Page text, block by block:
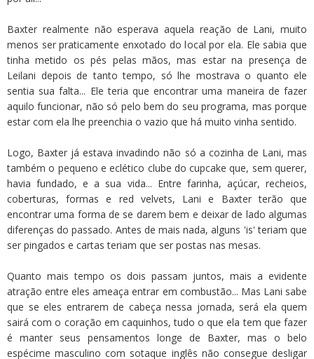
Baxter realmente não esperava aquela reação de Lani, muito
menos ser praticamente enxotado do local por ela. Ele sabia que
tinha metido os pés pelas mãos, mas estar na presença de
Leilani depois de tanto tempo, só lhe mostrava o quanto ele
sentia sua falta... Ele teria que encontrar uma maneira de fazer
aquilo funcionar, não só pelo bem do seu programa, mas porque
estar com ela lhe preenchia o vazio que há muito vinha sentido.
Logo, Baxter já estava invadindo não só a cozinha de Lani, mas
também o pequeno e eclético clube do cupcake que, sem querer,
havia fundado, e a sua vida... Entre farinha, açúcar, recheios,
coberturas, formas e red velvets, Lani e Baxter terão que
encontrar uma forma de se darem bem e deixar de lado algumas
diferenças do passado. Antes de mais nada, alguns 'is' teriam que
ser pingados e cartas teriam que ser postas nas mesas.
Quanto mais tempo os dois passam juntos, mais a evidente
atração entre eles ameaça entrar em combustão... Mas Lani sabe
que se eles entrarem de cabeça nessa jornada, será ela quem
sairá com o coração em caquinhos, tudo o que ela tem que fazer
é manter seus pensamentos longe de Baxter, mas o belo
espécime masculino com sotaque inglês não consegue desligar